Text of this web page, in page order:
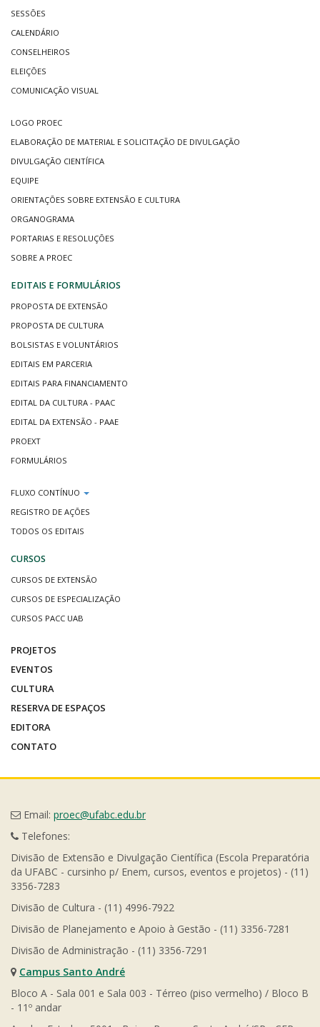
SESSÕES
CALENDÁRIO
CONSELHEIROS
ELEIÇÕES
COMUNICAÇÃO VISUAL
LOGO PROEC
ELABORAÇÃO DE MATERIAL E SOLICITAÇÃO DE DIVULGAÇÃO
DIVULGAÇÃO CIENTÍFICA
EQUIPE
ORIENTAÇÕES SOBRE EXTENSÃO E CULTURA
ORGANOGRAMA
PORTARIAS E RESOLUÇÕES
SOBRE A PROEC
EDITAIS E FORMULÁRIOS
PROPOSTA DE EXTENSÃO
PROPOSTA DE CULTURA
BOLSISTAS E VOLUNTÁRIOS
EDITAIS EM PARCERIA
EDITAIS PARA FINANCIAMENTO
EDITAL DA CULTURA - PAAC
EDITAL DA EXTENSÃO - PAAE
PROEXT
FORMULÁRIOS
FLUXO CONTÍNUO
REGISTRO DE AÇÕES
TODOS OS EDITAIS
CURSOS
CURSOS DE EXTENSÃO
CURSOS DE ESPECIALIZAÇÃO
CURSOS PACC UAB
PROJETOS
EVENTOS
CULTURA
RESERVA DE ESPAÇOS
EDITORA
CONTATO
Email: proec@ufabc.edu.br
Telefones:
Divisão de Extensão e Divulgação Científica (Escola Preparatória
da UFABC - cursinho p/ Enem, cursos, eventos e projetos) - (11)
3356-7283
Divisão de Cultura - (11) 4996-7922
Divisão de Planejamento e Apoio à Gestão - (11) 3356-7281
Divisão de Administração - (11) 3356-7291
Campus Santo André
Bloco A - Sala 001 e Sala 003 - Térreo (piso vermelho) / Bloco B
- 11º andar